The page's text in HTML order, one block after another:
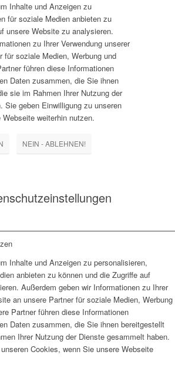
Inhalte und Anzeigen zu
für soziale Medien anbieten zu
unsere Website zu analysieren.
zu Ihrer Verwendung unserer
für soziale Medien, Werbung und
führen diese Informationen
Daten zusammen, die Sie ihnen
sie im Rahmen Ihrer Nutzung der
Sie geben Einwilligung zu unseren
weiterhin nutzen.
NEIN - ABLEHNEN!
Inhalte und Anzeigen zu personalisieren,
anbieten zu können und die Zugriffe auf
Außerdem geben wir Informationen zu Ihrer
an unsere Partner für soziale Medien, Werbung
Partner führen diese Informationen
Daten zusammen, die Sie ihnen bereitgestellt
Ihrer Nutzung der Dienste gesammelt haben.
Cookies, wenn Sie unsere Webseite